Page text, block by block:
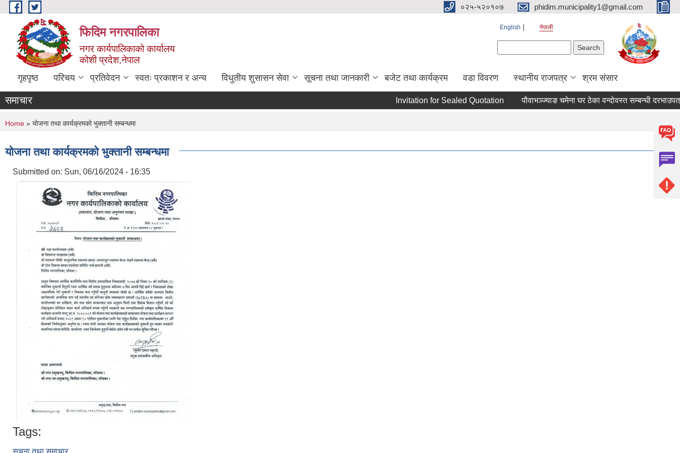
Skip to main content ०२५-५२०१०७ phidim.municipality1@gmail.com
फिदिम नगरपालिका
नगर कार्यपालिकाको कार्यालय
कोशी प्रदेश,नेपाल
English नेपाली
गृहपृष्ठ परिचय प्रतिवेदन स्वतः प्रकाशन र अन्य विधुतीय शुसासन सेवा सूचना तथा जानकारी बजेट तथा कार्यक्रम वडा विवरण स्थानीय राजपत्र श्रम संसार
समाचार Invitation for Sealed Quotation पौवाभञ्ज्याङ चमेना घर ठेका वन्दोवस्त सम्बन्धी
You are here
Home » योजना तथा कार्यक्रमको भुक्तानी सम्बन्धमा
योजना तथा कार्यक्रमको भुक्तानी सम्बन्धमा
Submitted on: Sun, 06/16/2024 - 16:35
Tags:
सूचना तथा समाचार